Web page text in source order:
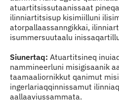
atuartitsissutaanissaat
ilinniartitsisup kisimiilluni
atorpallaassanngikkai,
isummersuutaalu
Siunertaq: Atuartitsineq
nammineerluni misigisaanik
taamaaliornikkut qanimut
ingerlariaqqinnissamut
aallaaviussammata.